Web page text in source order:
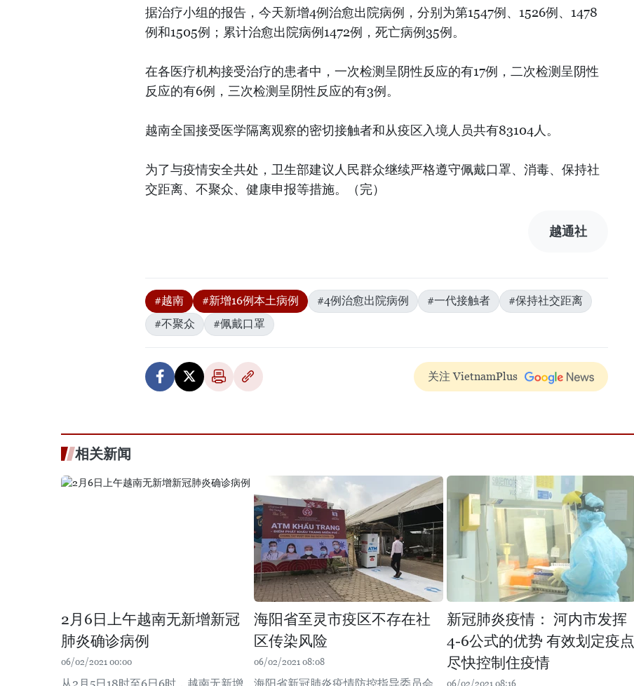
据治疗小组的报告，今天新增4例治愈出院病例，分别为第1547例、1526例、1478
例和1505例；累计治愈出院病例1472例，死亡病例35例。
在各医疗机构接受治疗的患者中，一次检测呈阴性反应的有17例，二次检测呈阴性
反应的有6例，三次检测呈阴性反应的有3例。
越南全国接受医学隔离观察的密切接触者和从疫区入境人员共有83104人。
为了与疫情安全共处，卫生部建议人民群众继续严格遵守佩戴口罩、消毒、保持社
交距离、不聚众、健康申报等措施。（完）
越通社
#越南 #新增16例本土病例 #4例治愈出院病例 #一代接触者
#保持社交距离
#不聚众
#佩戴口罩
关注 VietnamPlus
相关新闻
2月6日上午越南无新增新冠
肺炎确诊病例
06/02/2021 00:00
从2月5日18时至6日6时，越南无新增
海阳省至灵市疫区不存在社
区传染风险
06/02/2021 08:08
海阳省新冠肺炎疫情防控指导委员会
新冠肺炎疫情： 河内市发挥
4-6公式的优势 有效划定疫点
尽快控制住疫情
06/02/2021 08:16